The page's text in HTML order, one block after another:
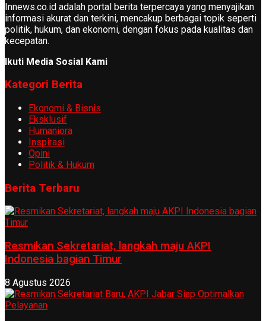
Innews.co.id adalah portal berita terpercaya yang menyajikan
informasi akurat dan terkini, mencakup berbagai topik seperti
politik, hukum, dan ekonomi, dengan fokus pada kualitas dan
kecepatan.
Ikuti Media Sosial Kami
Kategori Berita
Ekonomi & Bisnis
Eksklusif
Humaniora
Inspirasi
Opini
Politik & Hukum
Berita Terbaru
Resmikan Sekretariat, langkah maju AKPI
Indonesia bagian Timur
8 Agustus 2026